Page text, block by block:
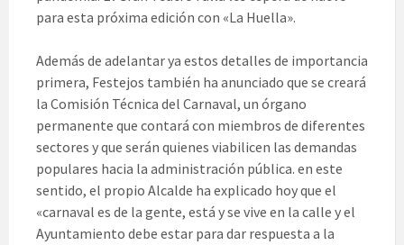
para esta próxima edición con «La Huella».
Además de adelantar ya estos detalles de importancia
primera, Festejos también ha anunciado que se creará
la Comisión Técnica del Carnaval, un órgano
permanente que contará con miembros de diferentes
sectores y que serán quienes viabilicen las demandas
populares hacia la administración pública. en este
sentido, el propio Alcalde ha explicado hoy que el
«carnaval es de la gente, está y se vive en la calle y el
Ayuntamiento debe estar para dar respuesta a la